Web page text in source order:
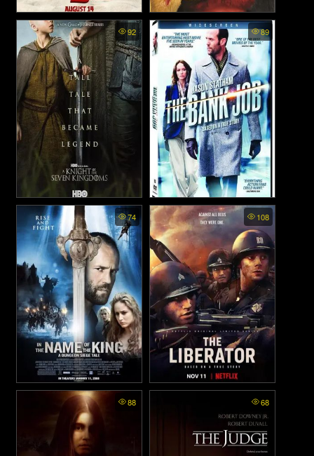
The Angry Birds Movie 2 -
แอ็งกรี เบิร์ดส เดอะ มูวี่ 2
(2019)
The Angry Birds Movie - แอ
งกรีเบิร์ดส เดอะ มูฟวี่ (2016)
92
A Knight of the Seven
Kingdoms พากย์ไทย - อัศวิน
แห่งเจ็ดราชอาณาจักร (2026)
89
The Bank Job - เปิดตำนาน
ปล้นบันลือโลก (2008)
74
In the Name of the King: A
Dungeon Siege Tale - ศึก
นักรบกองพันปีศาจ (2007)
108
The Liberator พากย์ไทย
88 68